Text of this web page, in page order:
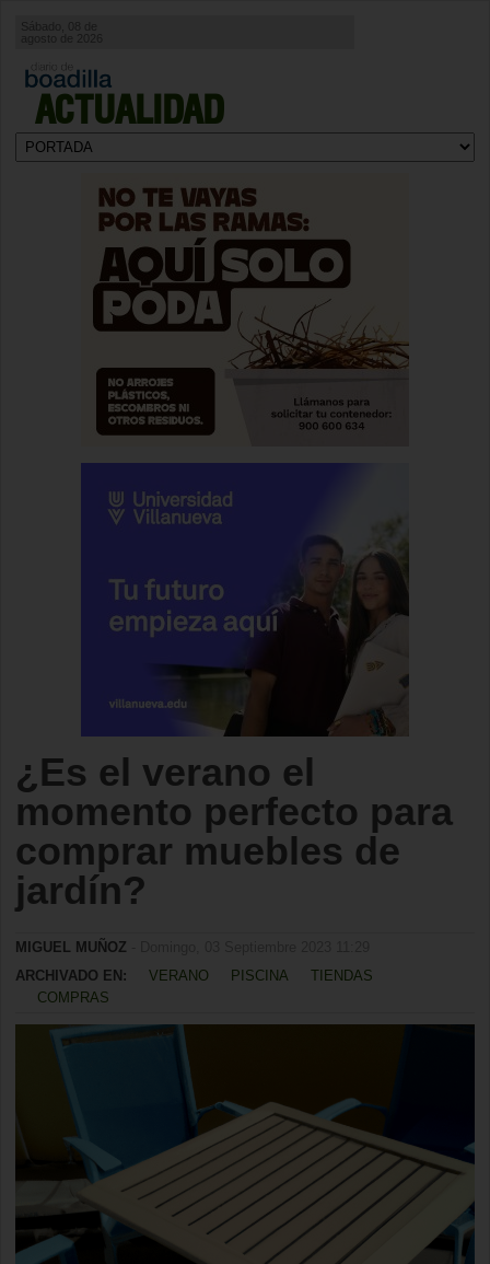
ACTUALIDAD
Sábado, 08 de
agosto de 2026
¿Es el verano el
momento perfecto para
comprar muebles de
jardín?
MIGUEL MUÑOZ
ARCHIVADO EN:
VERANO PISCINA
TIENDAS
COMPRAS